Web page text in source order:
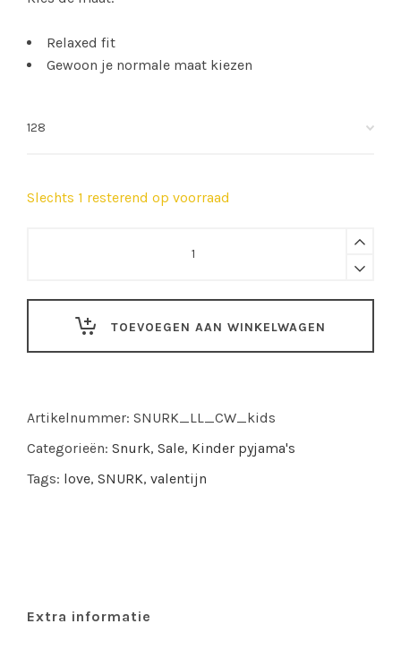
Relaxed fit
Gewoon je normale maat kiezen
Slechts 1 resterend op voorraad
cropped
T-
wijde
broek
TOEVOEGEN AAN WINKELWAGEN
Artikelnummer: SNURK_LL_CW_kids
Categorieën: Snurk, Sale, Kinder pyjama's
Tags: love, SNURK, valentijn
Extra informatie